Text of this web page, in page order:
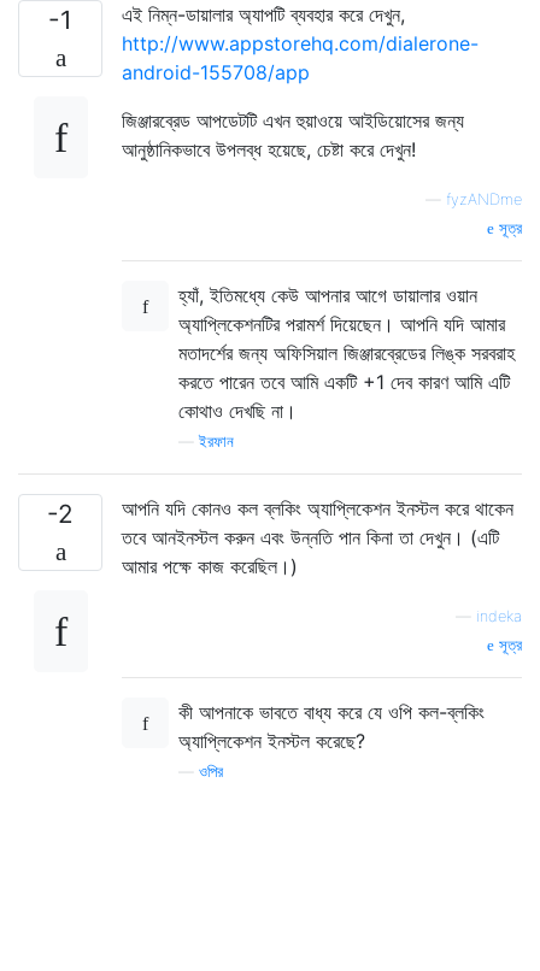
-1
এই নিম্ন-ডায়ালার অ্যাপটি ব্যবহার করে দেখুন,
http://www.appstorehq.com/dialerone-
android-155708/app
জিঞ্জারব্রেড আপডেটটি এখন হুয়াওয়ে আইডিয়োসের জন্য
আনুষ্ঠানিকভাবে উপলব্ধ হয়েছে, চেষ্টা করে দেখুন!
fyzANDme
সূত্র
হ্যাঁ, ইতিমধ্যে কেউ আপনার আগে ডায়ালার ওয়ান
অ্যাপ্লিকেশনটির পরামর্শ দিয়েছেন। আপনি যদি আমার
মতাদর্শের জন্য অফিসিয়াল জিঞ্জারব্রেডের লিঙ্ক সরবরাহ
করতে পারেন তবে আমি একটি +1 দেব কারণ আমি এটি
কোথাও দেখছি না।
—ইরফান
-2
আপনি যদি কোনও কল ব্লকিং অ্যাপ্লিকেশন ইনস্টল করে থাকেন
তবে আনইনস্টল করুন এবং উন্নতি পান কিনা তা দেখুন। (এটি
আমার পক্ষে কাজ করেছিল।)
indeka
সূত্র
কী আপনাকে ভাবতে বাধ্য করে যে ওপি কল-ব্লকিং
অ্যাপ্লিকেশন ইনস্টল করেছে?
ওপির